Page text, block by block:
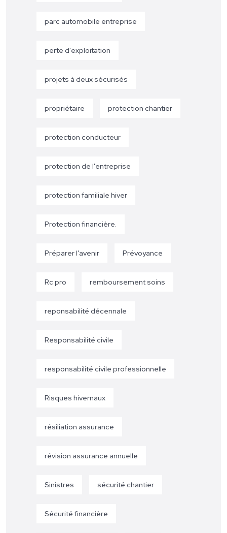
parc automobile entreprise
perte d'exploitation
projets à deux sécurisés
propriétaire protection chantier
protection conducteur
protection de l'entreprise
protection familiale hiver
Protection financière.
Préparer l'avenir Prévoyance
Rc pro remboursement soins
reponsabilité décennale
Responsabilité civile
responsabilité civile professionnelle
Risques hivernaux
résiliation assurance
révision assurance annuelle
Sinistres sécurité chantier
Sécurité financière